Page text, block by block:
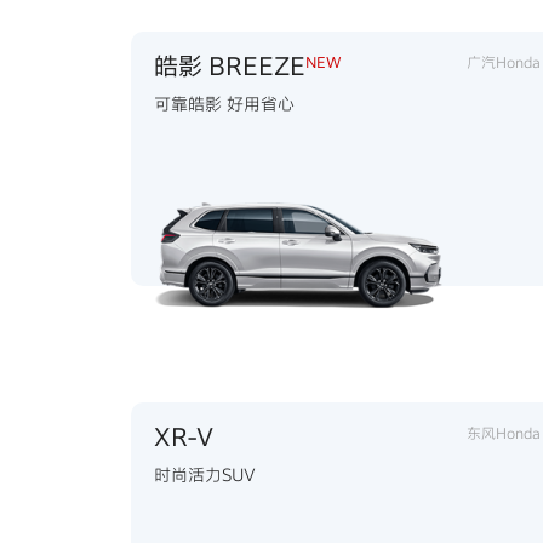
皓影 BREEZENEW 广汽Honda
可靠皓影 好用省心
XR-V 东风Honda
时尚活力SUV